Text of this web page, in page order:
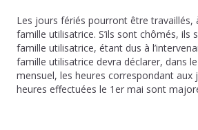
Les jours fériés pourront être travaillés,
famille utilisatrice. S’ils sont chômés, ils
famille utilisatrice, étant dus à
famille utilisatrice devra déclarer, dans le
mensuel, les heures correspondant aux
heures effectuées le 1er mai sont